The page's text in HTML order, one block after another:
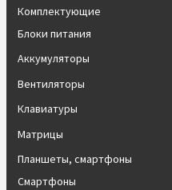
Комплектующие
Блоки питания
Аккумуляторы
Вентиляторы
Клавиатуры
Матрицы
Планшеты, смартфоны
Смартфоны